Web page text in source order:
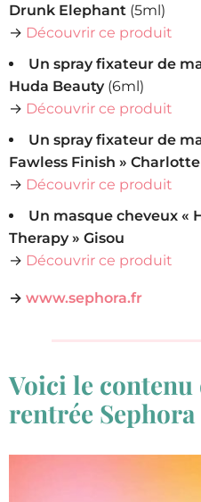
Drunk Elephant (5ml)
→ Découvrir ce produit
Un spray fixateur de
Huda Beauty (6ml)
→ Découvrir ce produit
Un spray fixateur de
Fawless Finish »
→ Découvrir ce produit
Un masque cheveux «
Therapy » Gisou
→ Découvrir ce produit
→ www.sephora.fr
Voici le contenu
rentrée Sephora